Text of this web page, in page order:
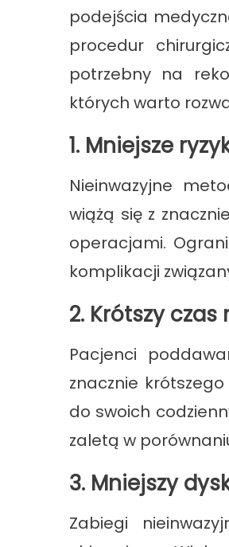
podejścia
procedur
potrzebny na
których warto
1. Mniejsze
Nieinwazyjne
wiążą się z
operacjami.
komplikacji
2. Krótszy
Pacjenci
znacznie
do swoich
zaletą w
3. Mniejszy
Zabiegi